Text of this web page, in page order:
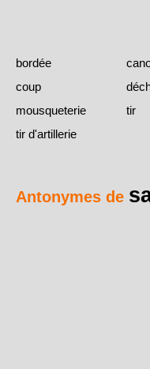
bordée
coup
mousqueterie
tir
tir d'artillerie
Antonymes de